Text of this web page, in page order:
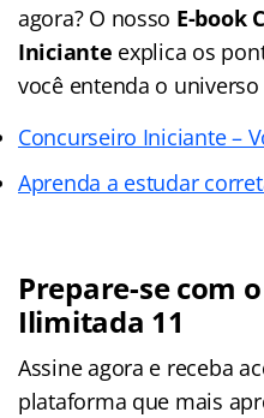
agora? O nosso E-book
Iniciante explica os
você entenda o
Concurseiro Iniciante –
Aprenda a estudar
Prepare-se com
Ilimitada 11
Assine agora e receba
plataforma que mais